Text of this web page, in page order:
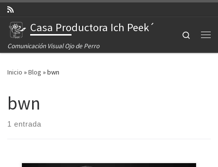
Saltar al contenido
Casa Productora Ich Peek´
Comunicación Visual Ojo de Perro
Search
Inicio »Blog »bwn
bwn
1 entrada